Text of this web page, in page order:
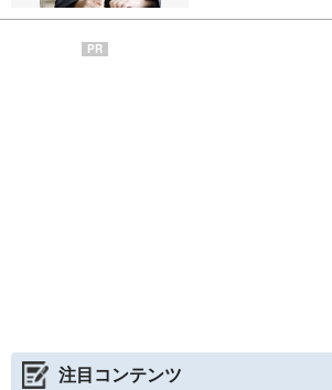
PR
注目コンテンツ